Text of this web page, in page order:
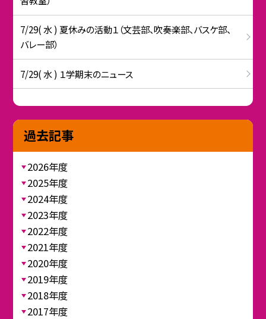
7/29( 水 ) 夏休みの活動１（文芸部、吹奏楽部、バスケ部、
バレー部）
7/29( 水 ) １学期末のニュース
過去記事
2026年度
2025年度
2024年度
2023年度
2022年度
2021年度
2020年度
2019年度
2018年度
2017年度